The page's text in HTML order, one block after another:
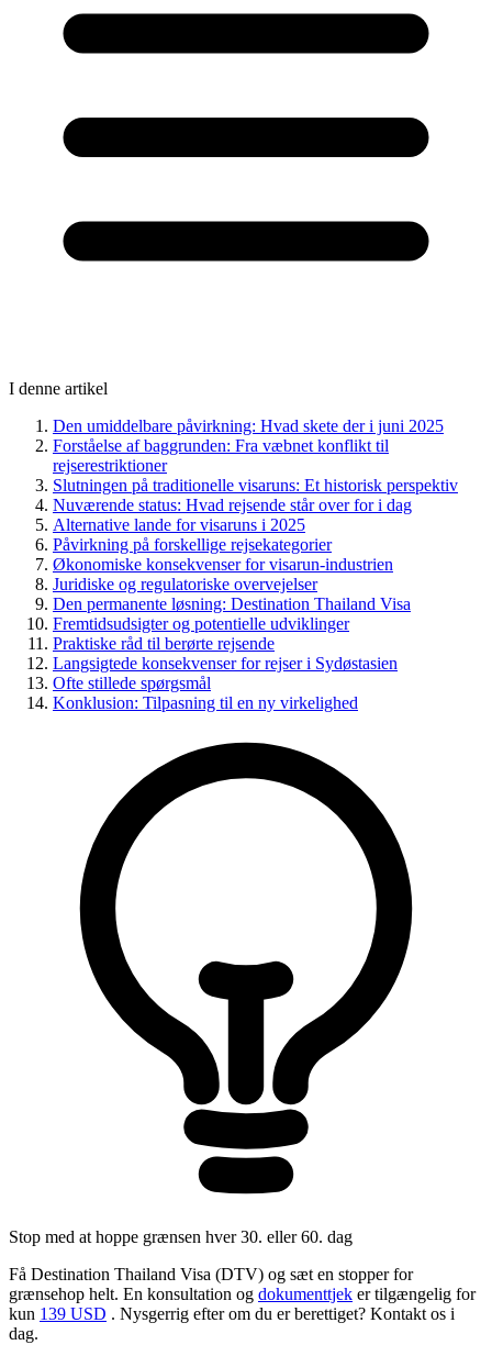
I denne artikel
Den umiddelbare påvirkning: Hvad skete der i juni 2025
Forståelse af baggrunden: Fra væbnet konflikt til
rejserestriktioner
Slutningen på traditionelle visaruns: Et historisk perspektiv
Nuværende status: Hvad rejsende står over for i dag
Alternative lande for visaruns i 2025
Påvirkning på forskellige rejsekategorier
Økonomiske konsekvenser for visarun-industrien
Juridiske og regulatoriske overvejelser
Den permanente løsning: Destination Thailand Visa
Fremtidsudsigter og potentielle udviklinger
Praktiske råd til berørte rejsende
Langsigtede konsekvenser for rejser i Sydøstasien
Ofte stillede spørgsmål
Konklusion: Tilpasning til en ny virkelighed
Stop med at hoppe grænsen hver 30. eller 60. dag
Få Destination Thailand Visa (DTV) og sæt en stopper for
grænsehop helt. En konsultation og dokumenttjek er tilgængelig for
kun 139 USD . Nysgerrig efter om du er berettiget? Kontakt os i
dag.